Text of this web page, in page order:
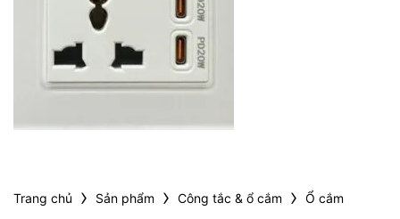
Trang chủ › Sản phẩm › Công tắc & ổ cắm › Ổ cắm